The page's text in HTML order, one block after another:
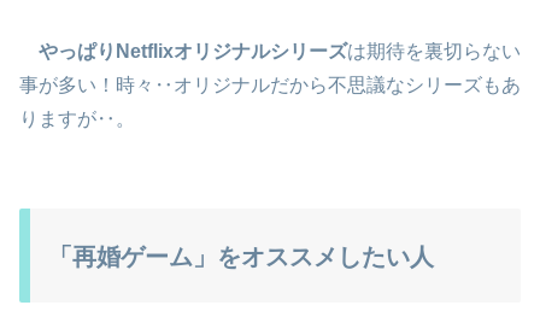
やっぱりNetflixオリジナルシリーズは期待を裏切らない
事が多い！ 時々‥オリジナルだから不思議なシリーズもあ
りますが‥。
「再婚ゲーム」をオススメしたい人